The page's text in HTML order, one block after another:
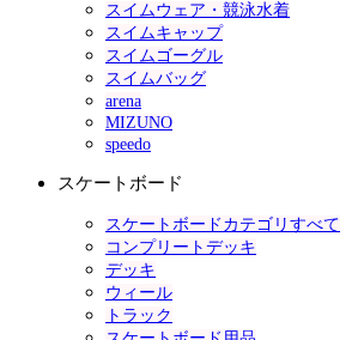
スイムウェア・競泳水着
スイムキャップ
スイムゴーグル
スイムバッグ
arena
MIZUNO
speedo
スケートボード
スケートボードカテゴリすべて
コンプリートデッキ
デッキ
ウィール
トラック